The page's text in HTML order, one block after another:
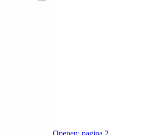
Openen: pagina 2